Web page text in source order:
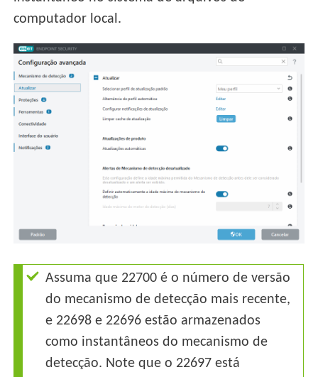
computador local.
Assuma que 22700 é o número de versão
do mecanismo de detecção mais recente,
e 22698 e 22696 estão armazenados
como instantâneos do mecanismo de
detecção. Note que o 22697 está